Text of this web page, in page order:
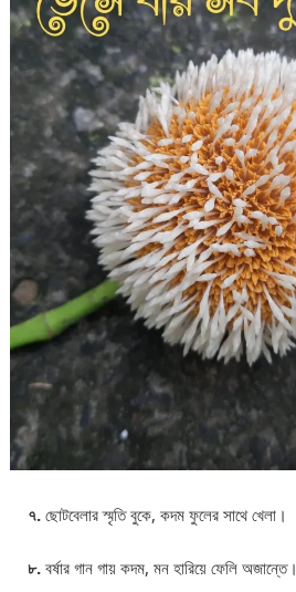
৭. ছোটবেলার স্মৃতি বুকে, কদম ফুলের সাথে খেলা।
৮. বর্ষার গান গায় কদম, মন হারিয়ে ফেলি অজান্তে।